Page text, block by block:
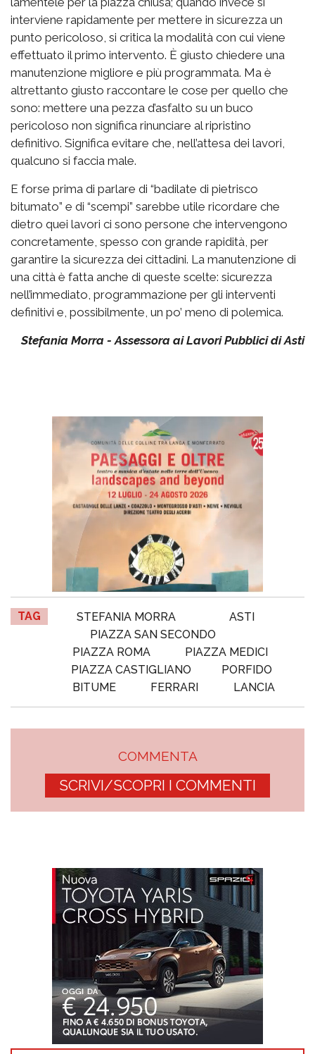
interviene rapidamente per mettere in sicurezza un
punto pericoloso, si critica la modalità con cui viene
effettuato il primo intervento. È giusto chiedere una
manutenzione migliore e più programmata. Ma è
altrettanto giusto raccontare le cose per quello che
sono: mettere una pezza d’asfalto su un buco
pericoloso non significa rinunciare al ripristino
definitivo. Significa evitare che, nell’attesa dei lavori,
qualcuno si faccia male.
E forse prima di parlare di “badilate di pietrisco
bitumato” e di “scempi” sarebbe utile ricordare che
dietro quei lavori ci sono persone che intervengono
concretamente, spesso con grande rapidità, per
garantire la sicurezza dei cittadini. La manutenzione di
una città è fatta anche di queste scelte: sicurezza
nell’immediato, programmazione per gli interventi
definitivi e, possibilmente, un po’ meno di polemica.
Stefania Morra - Assessora ai Lavori Pubblici di Asti
TAG STEFANIA MORRA
ASTI
PIAZZA SAN SECONDO
PIAZZA ROMA
PIAZZA MEDICI
PIAZZA CASTIGLIANO
PORFIDO
BITUME
FERRARI LANCIA
COMMENTA
SCRIVI/SCOPRI I COMMENTI